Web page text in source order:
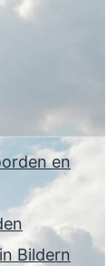
en
Bildern